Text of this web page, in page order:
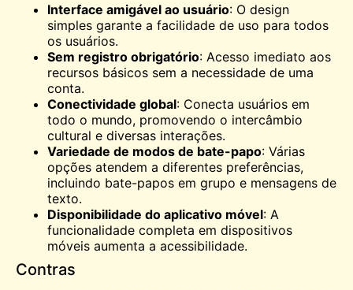
Interface amigável ao usuário: O design
simples garante a facilidade de uso para todos
os usuários.
Sem registro obrigatório: Acesso imediato aos
recursos básicos sem a necessidade de uma
conta.
Conectividade global: Conecta usuários em
todo o mundo, promovendo o intercâmbio
cultural e diversas interações.
Variedade de modos de bate-papo: Várias
opções atendem a diferentes preferências,
incluindo bate-papos em grupo e mensagens de
texto.
Disponibilidade do aplicativo móvel: A
funcionalidade completa em dispositivos
móveis aumenta a acessibilidade.
Contras